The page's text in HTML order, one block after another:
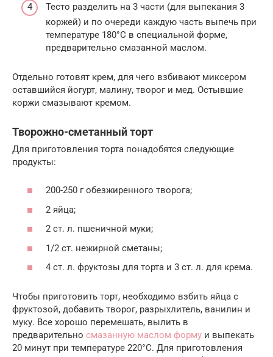
Тесто разделить на 3 части (для выпекания 3
коржей) и по очереди каждую часть выпечь при
температуре 180°С в специальной форме,
предварительно смазанной маслом.
Отдельно готовят крем, для чего взбивают миксером
оставшийся йогурт, малину, творог и мед. Остывшие
коржи смазывают кремом.
Творожно-сметанный торт
Для приготовления торта понадобятся следующие
продукты:
200-250 г обезжиренного творога;
2 яйца;
2 ст. л. пшеничной муки;
1/2 ст. нежирной сметаны;
4 ст. л. фруктозы для торта и 3 ст. л. для крема.
Чтобы приготовить торт, необходимо взбить яйца с
фруктозой, добавить творог, разрыхлитель, ванилин и
муку. Все хорошо перемешать, вылить в
предварительно смазанную маслом форму и выпекать
20 минут при температуре 220°С. Для приготовления